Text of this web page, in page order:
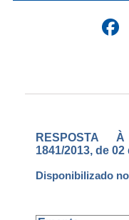
RESPOSTA
1841/2013, de
Disponibilizado